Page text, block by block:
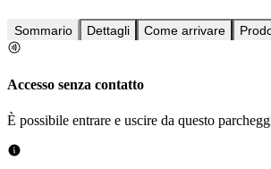
Sommario Dettagli Come arrivare
Accesso senza contatto
È possibile entrare e uscire da questo